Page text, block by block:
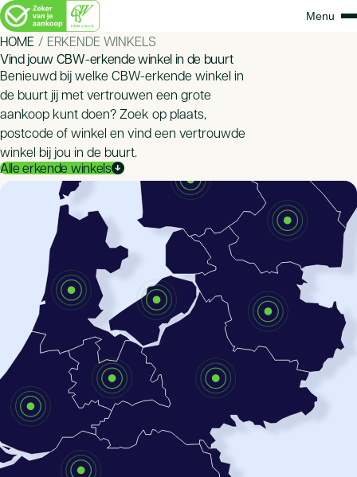
HOME
ERKENDE WINKELS
Vind jouw CBW-erkende winkel in de buurt
Benieuwd bij welke CBW-erkende winkel in
de buurt jij met vertrouwen een grote
aankoop kunt doen? Zoek op plaats,
postcode of winkel en vind een vertrouwde
winkel bij jou in de buurt.
Alle erkende winkelsarrow_downward_alt